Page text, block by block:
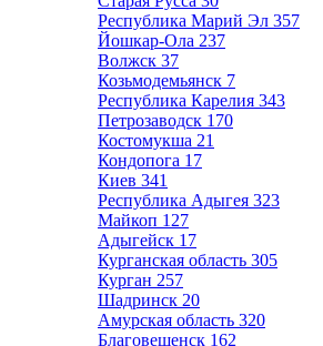
Республика Марий Эл 357
Йошкар-Ола 237
Волжск 37
Козьмодемьянск 7
Республика Карелия 343
Петрозаводск 170
Костомукша 21
Кондопога 17
Киев 341
Республика Адыгея 323
Майкоп 127
Адыгейск 17
Курганская область 305
Курган 257
Шадринск 20
Амурская область 320
Благовещенск 162